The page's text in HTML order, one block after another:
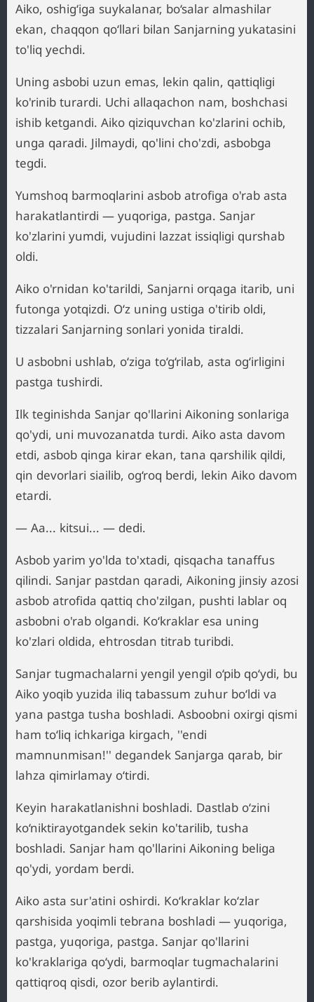
Aiko, oshig‘iga suykalanar, bo‘salar almashilar
ekan, chaqqon qo‘llari bilan Sanjarning yukatasini
to'liq yechdi.
Uning asbobi uzun emas, lekin qalin, qattiqligi
ko'rinib turardi. Uchi allaqachon nam, boshchasi
ishib ketgandi. Aiko qiziquvchan ko'zlarini ochib,
unga qaradi. Jilmaydi, qo'lini cho'zdi, asbobga
tegdi.
Yumshoq barmoqlarini asbob atrofiga o'rab asta
harakatlantirdi — yuqoriga, pastga. Sanjar
ko'zlarini yumdi, vujudini lazzat issiqligi qurshab
oldi.
Aiko o'rnidan ko'tarildi, Sanjarni orqaga itarib, uni
futonga yotqizdi. O‘z uning ustiga o'tirib oldi,
tizzalari Sanjarning sonlari yonida tiraldi.
U asbobni ushlab, o‘ziga to‘g‘rilab, asta og‘irligini
pastga tushirdi.
Ilk teginishda Sanjar qo'llarini Aikoning sonlariga
qo'ydi, uni muvozanatda turdi. Aiko asta davom
etdi, asbob qinga kirar ekan, tana qarshilik qildi,
qin devorlari siailib, og‘roq berdi, lekin Aiko davom
etardi.
— Aa... kitsui... — dedi.
Asbob yarim yo'lda to'xtadi, qisqacha tanaffus
qilindi. Sanjar pastdan qaradi, Aikoning jinsiy azosi
asbob atrofida qattiq cho'zilgan, pushti lablar oq
asbobni o'rab olgandi. Ko‘kraklar esa uning
ko'zlari oldida, ehtrosdan titrab turibdi.
Sanjar tugmachalarni yengil yengil o‘pib qo‘ydi, bu
Aiko yoqib yuzida iliq tabassum zuhur bo‘ldi va
yana pastga tusha boshladi. Asboobni oxirgi qismi
ham to‘liq ichkariga kirgach, ''endi
mamnunmisan!'' degandek Sanjarga qarab, bir
lahza qimirlamay o‘tirdi.
Keyin harakatlanishni boshladi. Dastlab o‘zini
ko‘niktirayotgandek sekin ko'tarilib, tusha
boshladi. Sanjar ham qo'llarini Aikoning beliga
qo'ydi, yordam berdi.
Aiko asta sur'atini oshirdi. Ko‘kraklar ko‘zlar
qarshisida yoqimli tebrana boshladi — yuqoriga,
pastga, yuqoriga, pastga. Sanjar qo'llarini
ko'kraklariga qo‘ydi, barmoqlar tugmachalarini
qattiqroq qisdi, ozor berib aylantirdi.